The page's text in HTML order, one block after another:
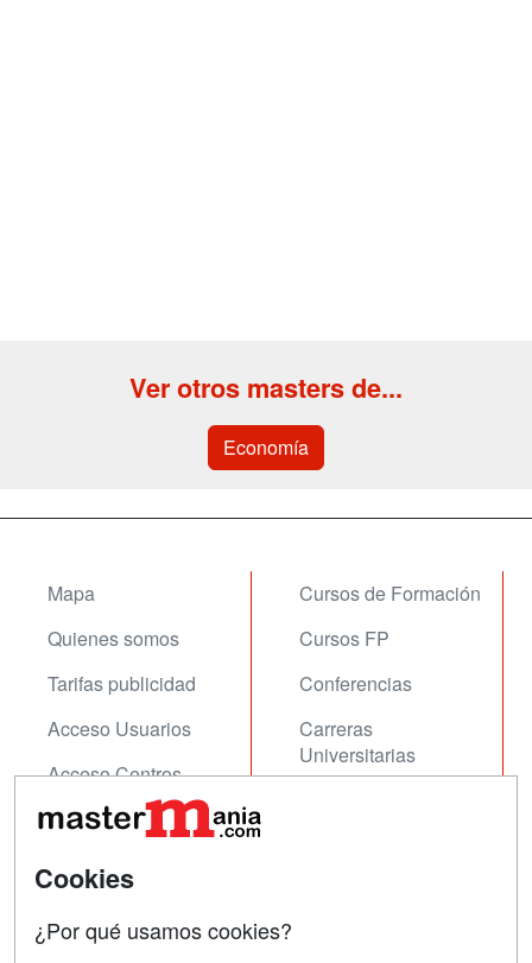
Ver otros masters de...
Economía
Mapa
Quienes somos
Tarifas publicidad
Acceso Usuarios
Acceso Centros
Cursos de Formación
Cursos FP
Conferencias
Carreras
Universitarias
Contactar
Cookies
¿Por qué usamos cookies?